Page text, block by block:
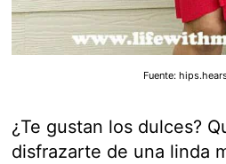
Fuente:
¿Te gustan los dulces?
disfrazarte de una linda